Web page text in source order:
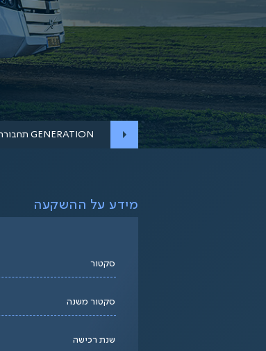
GENERATION תחבורה
מידע על ההשקעה
סקטור
סקטור משנה
שנת רכישה